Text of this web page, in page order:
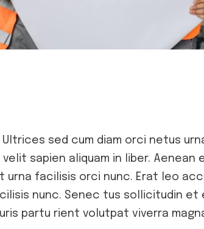
sed cum diam orci netus
sapien aliquam in liber.
facilisis orci nunc. Erat leo
nunc. Senec tus sollicitudin et
partu rient volutpat viverra